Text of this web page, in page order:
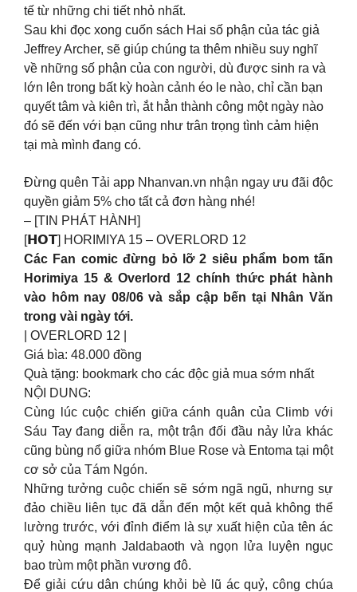
tế từ những chi tiết nhỏ nhất.
Sau khi đọc xong cuốn sách Hai số phận của tác giả
Jeffrey Archer, sẽ giúp chúng ta thêm nhiều suy nghĩ
về những số phận của con người, dù được sinh ra và
lớn lên trong bất kỳ hoàn cảnh éo le nào, chỉ cần bạn
quyết tâm và kiên trì, ắt hẳn thành công một ngày nào
đó sẽ đến với bạn cũng như trân trọng tình cảm hiện
tại mà mình đang có.
Đừng quên Tải app Nhanvan.vn nhận ngay ưu đãi độc
quyền giảm 5% cho tất cả đơn hàng nhé!
– [TIN PHÁT HÀNH]
[𝗛𝗢𝗧] HORIMIYA 15 – OVERLORD 12
Các Fan comic đừng bỏ lỡ 2 siêu phẩm bom tấn
Horimiya 15 & Overlord 12 chính thức phát hành
vào hôm nay 08/06 và sắp cập bến tại Nhân Văn
trong vài ngày tới.
| OVERLORD 12 |
Giá bìa: 48.000 đồng
Quà tặng: bookmark cho các độc giả mua sớm nhất
NỘI DUNG:
Cùng lúc cuộc chiến giữa cánh quân của Climb với
Sáu Tay đang diễn ra, một trận đối đầu nảy lửa khác
cũng bùng nổ giữa nhóm Blue Rose và Entoma tại một
cơ sở của Tám Ngón.
Những tưởng cuộc chiến sẽ sớm ngã ngũ, nhưng sự
đảo chiều liên tục đã dẫn đến một kết quả không thể
lường trước, với đỉnh điểm là sự xuất hiện của tên ác
quỷ hùng mạnh Jaldabaoth và ngọn lửa luyện ngục
bao trùm một phần vương đô.
Để giải cứu dân chúng khỏi bè lũ ác quỷ, công chúa